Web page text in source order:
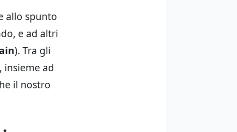
allo spunto
e ad altri
). Tra gli
, insieme ad
il nostro